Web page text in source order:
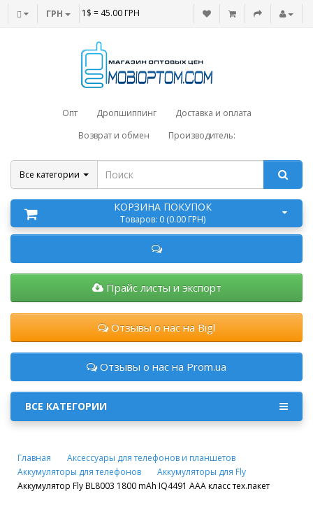
ГРН 1$ = 45.00 ГРН
Опт Дропшиппинг
Доставка и оплата
Возврат и обмен
Производитель:
Все категории
КОРЗИНА ПОКУПОК
Товаров: 0 (0.00 ГРН)
Прайс листы и экспорт
Отзывы о нас на Bigl
Отзывы о нас на Prom.ua
ВСЕ КАТЕГОРИИ
Главная
Аксессуары для телефонов и планшетов
Аккумуляторы для телефонов
Аккумуляторы для Fly
Аккумулятор Fly BL8003 1800 mAh IQ4491 AAA класс тех.пакет